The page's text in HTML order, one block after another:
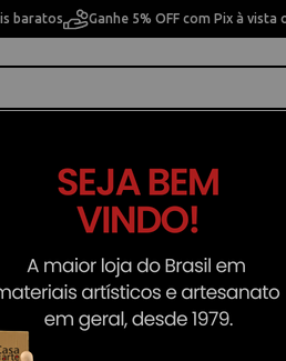
baratos Ganhe 5% OFF com Pix à vista
Fantasia Metallic 15ml Acrilex - 02002
Kit Tempera
Metallic 15ml